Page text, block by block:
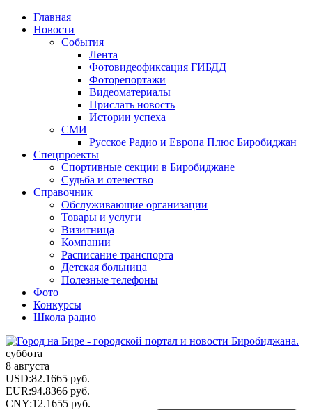
Главная
Новости
События
Лента
Фотовидеофиксация ГИБДД
Фоторепортажи
Видеоматериалы
Прислать новость
Истории успеха
СМИ
Русское Радио и Европа Плюс Биробиджан
Спецпроекты
Спортивные секции в Биробиджане
Судьба и отечество
Справочник
Обслуживающие организации
Товары и услуги
Визитница
Компании
Расписание транспорта
Детская больница
Полезные телефоны
Фото
Конкурсы
Школа радио
суббота
8 августа
USD:82.1665 руб.
EUR:94.8366 руб.
CNY:12.1655 руб.